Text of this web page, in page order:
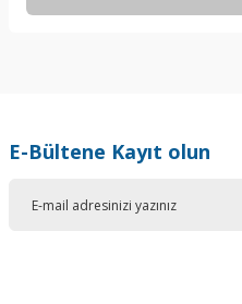
E-Bültene Kayıt olun